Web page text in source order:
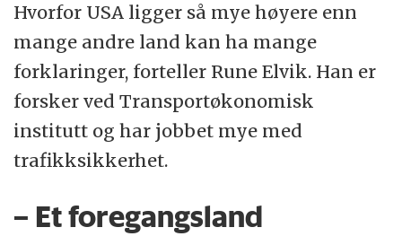
mellom WHOs tall og den statistikken de
enkelte landene bruker.
Hvis man ser på USAs offisielle dødstall i
trafikken for 2025, så er det rundt 37.000.
Det blir omtrent 11 døde per 100.000
Det er fortsatt langt høyere enn svært
Hvorfor USA ligger så mye høyere enn
mange andre land kan ha mange
forklaringer, forteller Rune Elvik. Han er
forsker ved Transportøkonomisk
institutt og har jobbet mye med
trafikksikkerhet.
– Et foregangsland